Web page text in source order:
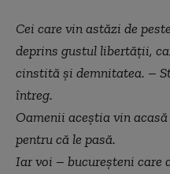
Cei care vin astăzi de
deprins gustul libertății,
cinstită și demnitatea. –
întreg.
Oamenii aceștia vin
pentru că le pasă.
Iar voi – bucureșteni